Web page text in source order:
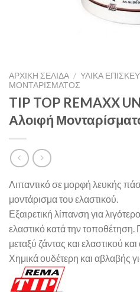
ΑΡΧΙΚΉ ΣΕΛΊΔΑ / ΥΛΙΚΑ
ΜΟΝΤΑΡΊΣΜΑΤΟΣ
TIP TOP REMAXX
Αλοιφή
Λιπαντικό σε μορφή λευκής
μοντάρισμα του ελαστικού.
Εξαιρετική λίπανση για
ελαστικό κατά την
μεταξύ ζάντας και ελαστικού
Χημικά ουδέτερη και αβλαβής